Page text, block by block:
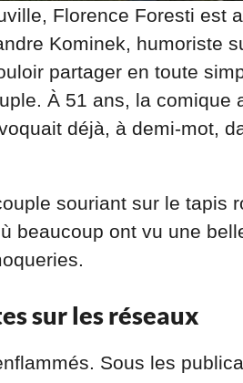
Florence Foresti est
Kominek, humoriste
partager en toute
À 51 ans, la comique
déjà, à demi-mot,
souriant sur le tapis
beaucoup ont vu une
sur les réseaux
Sous les